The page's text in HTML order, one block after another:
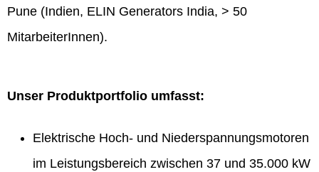
Pune (Indien, ELIN Generators India, > 50
MitarbeiterInnen).
Unser Produktportfolio umfasst:
Elektrische Hoch- und Niederspannungsmotoren
im Leistungsbereich zwischen 37 und 35.000 kW